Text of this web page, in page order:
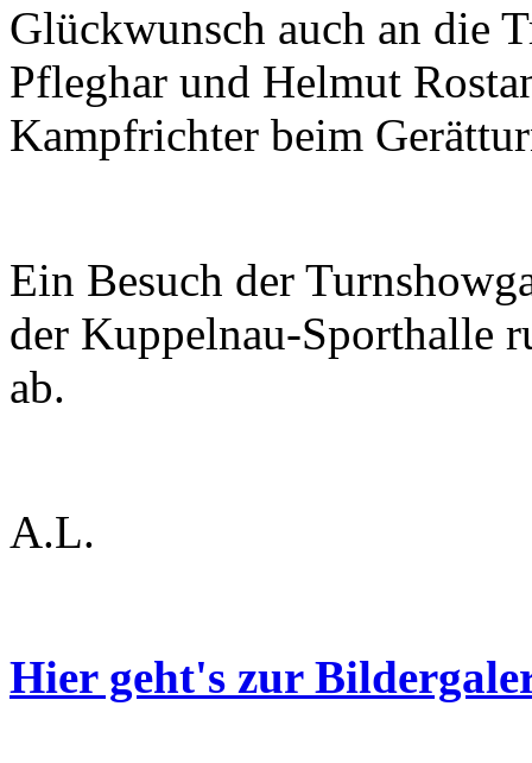
Glückwunsch auch an die
Pfleghar und Helmut
Kampfrichter beim
Ein Besuch der
der Kuppelnau-Sporthalle
ab.
A.L.
Hier geht's zur